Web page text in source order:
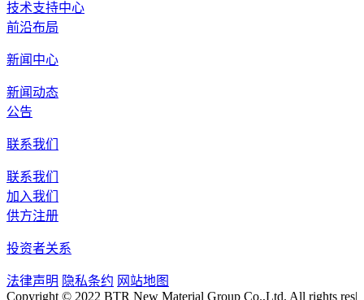
技术支持中心
前沿布局
新闻中心
新闻动态
公告
联系我们
联系我们
加入我们
供方注册
投资者关系
法律声明 隐私条约 网站地图
Copyright © 2022 BTR New Material Group Co.,Ltd. All rights res|